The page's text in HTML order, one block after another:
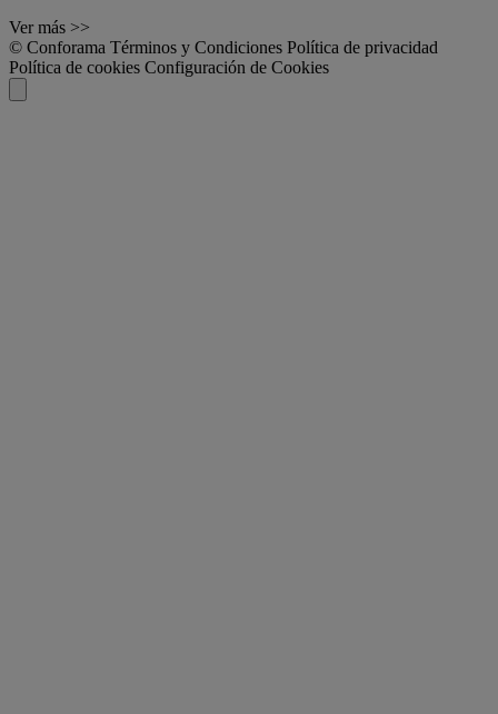
Ver más >>
© Conforama Términos y Condiciones Política de privacidad
Política de cookies Configuración de Cookies